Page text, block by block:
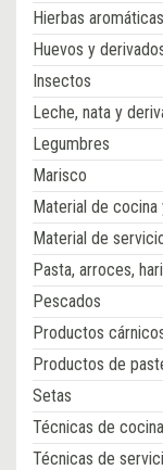
Hierbas aromáticas
Huevos y
Insectos
Leche, nata y
Legumbres
Marisco
Material de cocina
Material de
Pasta, arroces,
Pescados
Productos
Productos de
Setas
Técnicas de
Técnicas de